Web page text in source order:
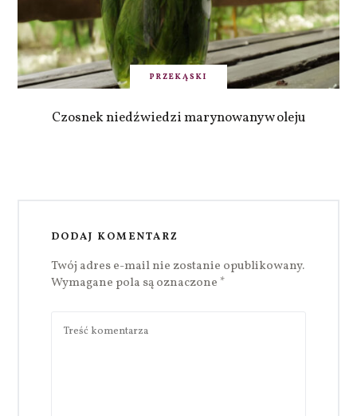
PRZEKĄSKI
Czosnek niedźwiedzi marynowany w oleju
DODAJ KOMENTARZ
Twój adres e-mail nie zostanie opublikowany.
Wymagane pola są oznaczone *